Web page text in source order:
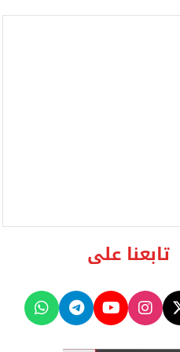
تابعنا على